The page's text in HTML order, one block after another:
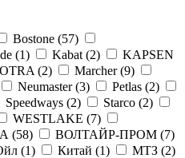
Bostone (57)
(1) Kabat (2)
KAPSEN
(2) Marcher(9)
Neumaster(3) Petlas (2)
Speedways (2) Starco (2)
WESTLAKE (7)
(58) ВОЛТАЙР-ПРОМ (7)
(1) Китай (1) МТЗ (2)